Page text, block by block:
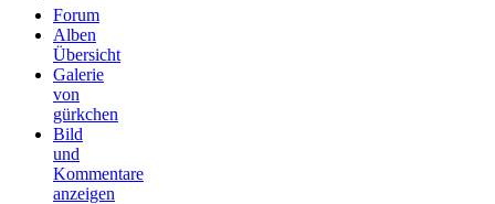
Forum
Alben
Übersicht
Galerie
von
gürkchen
Bild
und
Kommentare
anzeigen